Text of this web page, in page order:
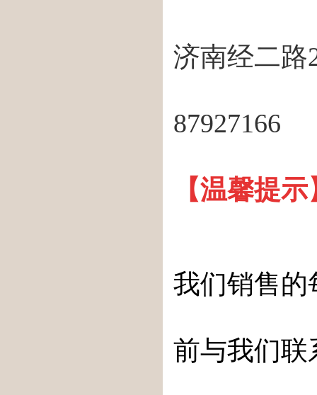
济南经二
87927166
【温馨提示
我们销售的
前与我们联